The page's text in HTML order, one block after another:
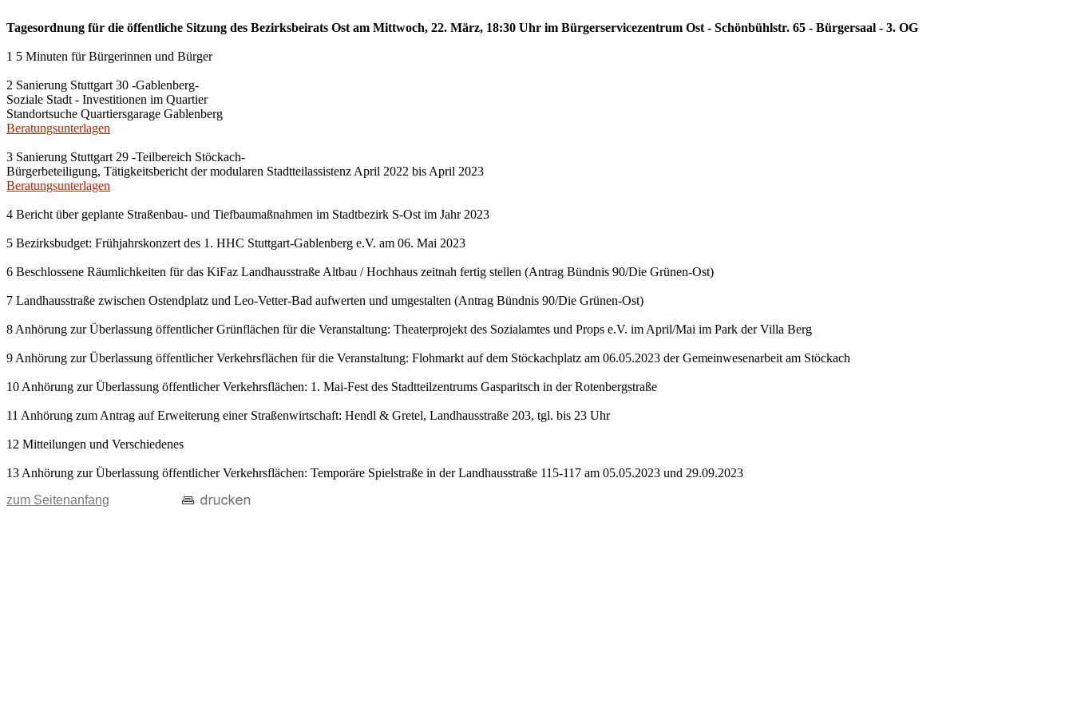
Tagesordnung für die öffentliche Sitzung des Bezirksbeirats Ost am Mittwoch, 22. März, 18:30 Uhr im Bürgerservicezentrum Ost - Schönbühlstr. 65 - Bürgersaal - 3. OG
1 5 Minuten für Bürgerinnen und Bürger
2 Sanierung Stuttgart 30 -Gablenberg-
Soziale Stadt - Investitionen im Quartier
Standortsuche Quartiersgarage Gablenberg
Beratungsunterlagen
3 Sanierung Stuttgart 29 -Teilbereich Stöckach-
Bürgerbeteiligung, Tätigkeitsbericht der modularen Stadtteilassistenz April 2022 bis April 2023
Beratungsunterlagen
4 Bericht über geplante Straßenbau- und Tiefbaumaßnahmen im Stadtbezirk S-Ost im Jahr 2023
5 Bezirksbudget: Frühjahrskonzert des 1. HHC Stuttgart-Gablenberg e.V. am 06. Mai 2023
6 Beschlossene Räumlichkeiten für das KiFaz Landhausstraße Altbau / Hochhaus zeitnah fertig stellen (Antrag Bündnis 90/Die Grünen-Ost)
7 Landhausstraße zwischen Ostendplatz und Leo-Vetter-Bad aufwerten und umgestalten (Antrag Bündnis 90/Die Grünen-Ost)
8 Anhörung zur Überlassung öffentlicher Grünflächen für die Veranstaltung: Theaterprojekt des Sozialamtes und Props e.V. im April/Mai im Park der Villa Berg
9 Anhörung zur Überlassung öffentlicher Verkehrsflächen für die Veranstaltung: Flohmarkt auf dem Stöckachplatz am 06.05.2023 der Gemeinwesenarbeit am Stöckach
10 Anhörung zur Überlassung öffentlicher Verkehrsflächen: 1. Mai-Fest des Stadtteilzentrums Gasparitsch in der Rotenbergstraße
11 Anhörung zum Antrag auf Erweiterung einer Straßenwirtschaft: Hendl & Gretel, Landhausstraße 203, tgl. bis 23 Uhr
12 Mitteilungen und Verschiedenes
13 Anhörung zur Überlassung öffentlicher Verkehrsflächen: Temporäre Spielstraße in der Landhausstraße 115-117 am 05.05.2023 und 29.09.2023
zum Seitenanfang